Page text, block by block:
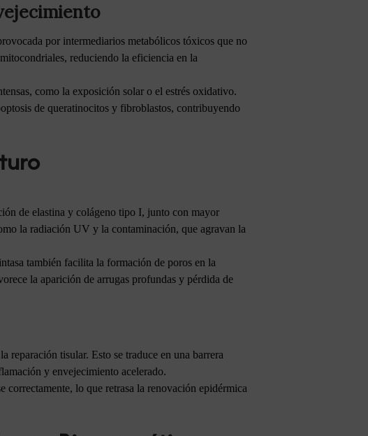
por intermediarios metabólicos tóxicos que no
reduciendo la eficiencia en la
como la exposición solar o el estrés oxidativo.
de queratinocitos y fibroblastos, contribuyendo
de elastina y colágeno tipo I, junto con mayor
la radiación UV y la contaminación, que agravan la
también facilita la formación de poros en la
la aparición de arrugas profundas y pérdida de
reparación tisular. Esto se traduce en una barrera
y envejecimiento acelerado.
correctamente, lo que retrasa la renovación epidérmica